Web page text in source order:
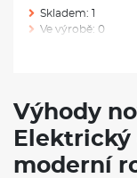
Skladem: 1
Ve výrobě: 0
Zadní světlomety
Pokročilý
Elektronický
Airbag řidiče a
Solární čelní a
Výhody
Elektrický
moderní